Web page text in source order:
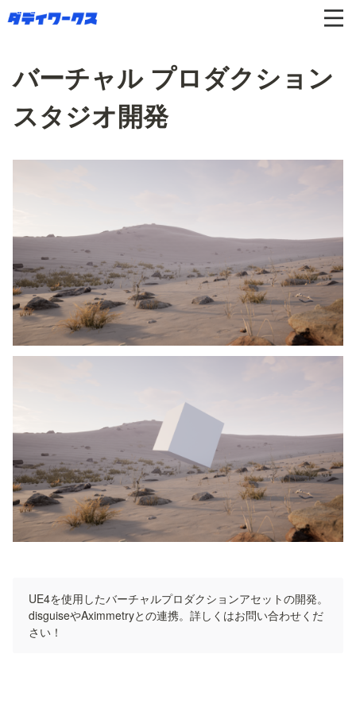
バーチャル プロダクション
スタジオ開発
UE4を使用したバーチャルプロダクションアセットの開発。
disguiseやAximmetryとの連携。詳しくはお問い合わせくだ
さい！